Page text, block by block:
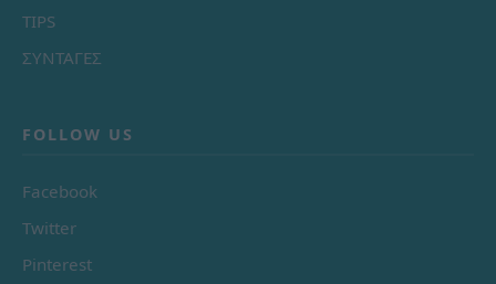
TIPS
ΣΥΝΤΑΓΕΣ
FOLLOW US
Facebook
Twitter
Pinterest